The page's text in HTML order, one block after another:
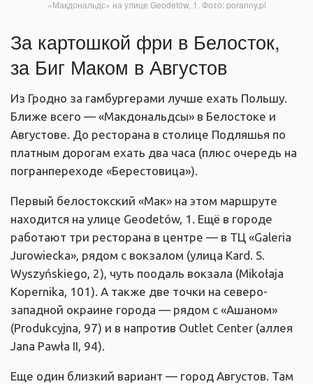
«Макдональдс» на улице Geodetów, 1. Фото: poranny.pl
За картошкой фри в Белосток,
за Биг Маком в Августов
Из Гродно за гамбургерами лучше ехать Польшу.
Ближе всего — «Макдональдсы» в Белостоке и
Августове. До ресторана в столице Подляшья по
платным дорогам ехать два часа (плюс очередь на
погранпереходе «Берестовица»).
Первый белостокский «Мак» на этом маршруте
находится на улице Geodetów, 1. Ещё в городе
работают три ресторана в центре — в ТЦ «Galeria
Jurowiecka», рядом с вокзалом (улица Kard. S.
Wyszyńskiego, 2), чуть поодаль вокзала (Mikołaja
Kopernika, 101). А также две точки на северо-
западной окраине города — рядом с «Ашаном»
(Produkcyjna, 97) и в напротив Outlet Center (аллея
Jana Pawła II, 94).
Еще один близкий вариант — город Августов. Там